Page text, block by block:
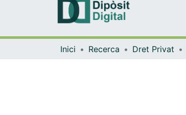
Inici Recerca Dret Privat